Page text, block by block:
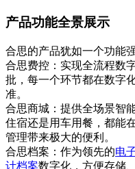
产品功能全景展示
合思的产品犹如一个功能
合思费控：实现全流程数
批，每一个环节都在数字
准。
合思商城：提供全场景智
住宿还是用车用餐，都能
管理带来极大的便利。
合思档案：作为领先的电
计档案数字化，方便存储